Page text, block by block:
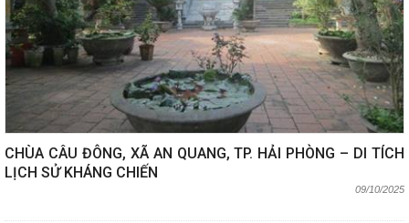
CHÙA CÂU ĐÔNG, XÃ AN QUANG, TP. HẢI PHÒNG – DI TÍCH
LỊCH SỬ KHÁNG CHIẾN
09/10/2025